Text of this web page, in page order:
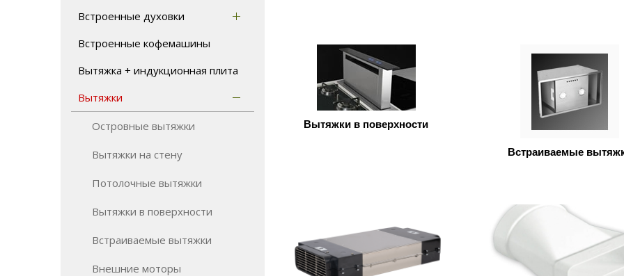
Встроенные духовки
Встроенные кофемашины
Вытяжка + индукционная плита
Вытяжки
Островные вытяжки
Вытяжки на стену
Потолочные вытяжки
Вытяжки в поверхности
Встраиваемые вытяжки
Внешние моторы
Вытяжки в поверхности
Встраиваемые